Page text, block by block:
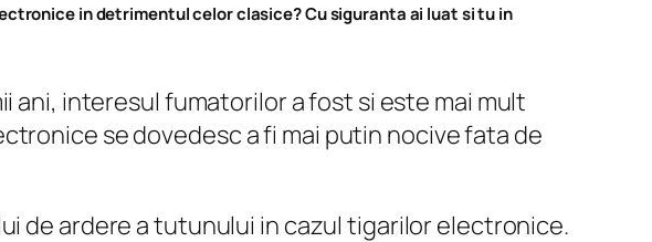
in detrimentul celor clasice? Cu siguranta ai luat si tu in
ani, interesul fumatorilor a fost si este mai mult
se dovedesc a fi mai putin nocive fata de
de ardere a tutunului in cazul tigarilor electronice.